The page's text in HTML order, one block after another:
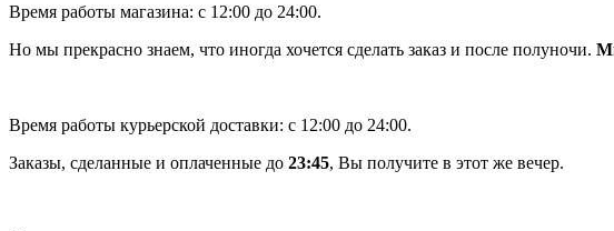
Время работы магазина: с 12:00 до 24:00.
Но мы прекрасно знаем, что иногда хочется сделать заказ и после полуночи.
Время работы курьерской доставки: с 12:00 до 24:00.
Заказы, сделанные и оплаченные до 23:45, Вы получите в этот же вечер.